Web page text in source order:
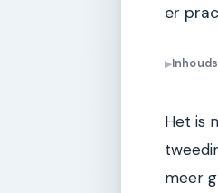
er
▶
Het is
meer